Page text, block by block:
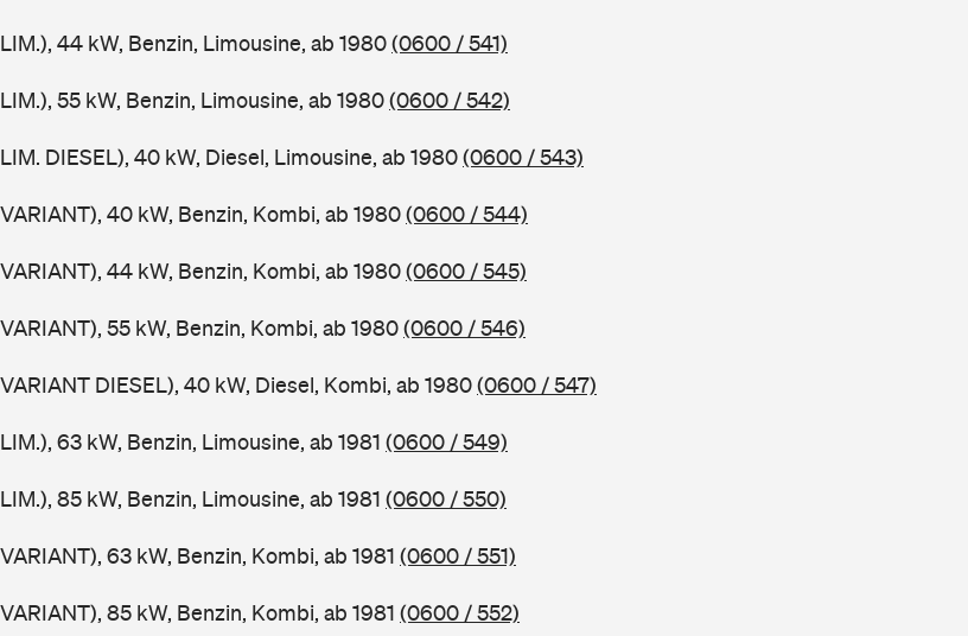
44 kW, Benzin, Limousine, ab 1980(0600 / 541)
55 kW, Benzin, Limousine, ab 1980(0600 / 542)
DIESEL), 40 kW, Diesel, Limousine, ab 1980(0600 / 543)
40 kW, Benzin, Kombi, ab 1980(0600 / 544)
44 kW, Benzin, Kombi, ab 1980(0600 / 545)
55 kW, Benzin, Kombi, ab 1980(0600 / 546)
DIESEL), 40 kW, Diesel, Kombi, ab 1980(0600 / 547)
63 kW, Benzin, Limousine, ab 1981 (0600 / 549)
85 kW, Benzin, Limousine, ab 1981 (0600 / 550)
63 kW, Benzin, Kombi, ab 1981 (0600 / 551)
85 kW, Benzin, Kombi, ab 1981 (0600 / 552)